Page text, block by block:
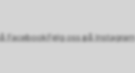
FacebookFølg oss på Instagram